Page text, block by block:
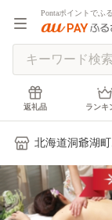
Pontaポイントでふ
返礼品 ランキ
北海道洞爺湖町